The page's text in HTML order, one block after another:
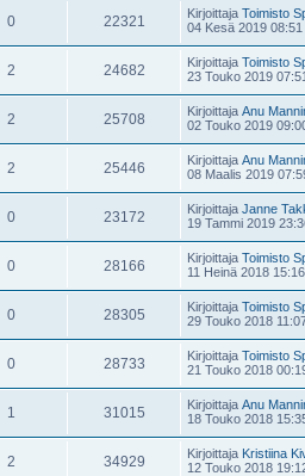
0 22321 Kirjoittaja Toimisto
04 Kesä 2019 08:51
2 24682 Kirjoittaja Toimisto
23 Touko 2019 07:51
2 25708 Kirjoittaja Anu
02 Touko 2019
2 25446 Kirjoittaja Anu
08 Maalis 2019
0 23172 Kirjoittaja Janne
19 Tammi 2019
0 28166 Kirjoittaja Toimisto
11 Heinä 2018 15:16
0 28305 Kirjoittaja Toimisto
29 Touko 2018
0 28733 Kirjoittaja Toimisto
21 Touko 2018
1 31015 Kirjoittaja Anu
18 Touko 2018
2 34929 Kirjoittaja Kristiina
12 Touko 2018